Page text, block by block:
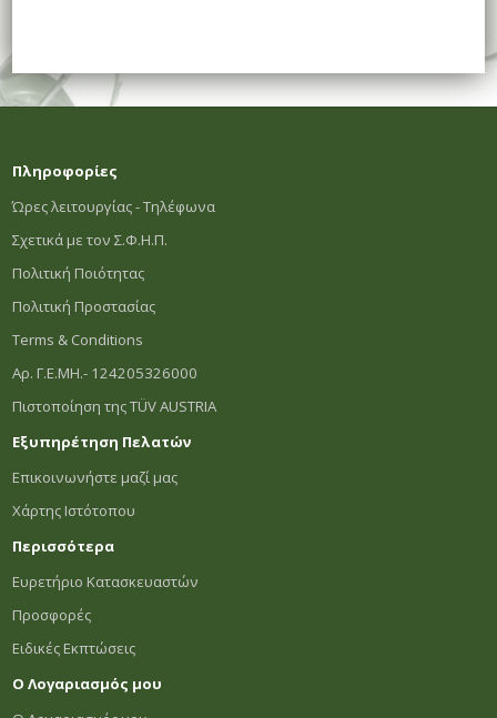
Πληροφορίες
Ώρες λειτουργίας - Τηλέφωνα
Σχετικά με τον Σ.Φ.Η.Π.
Πολιτική Ποιότητας
Πολιτική Προστασίας
Terms & Conditions
Αρ. Γ.Ε.ΜΗ.- 124205326000
Πιστοποίηση της TÜV AUSTRIA
Εξυπηρέτηση Πελατών
Επικοινωνήστε μαζί μας
Χάρτης Ιστότοπου
Περισσότερα
Ευρετήριο Κατασκευαστών
Προσφορές
Ειδικές Εκπτώσεις
Ο Λογαριασμός μου